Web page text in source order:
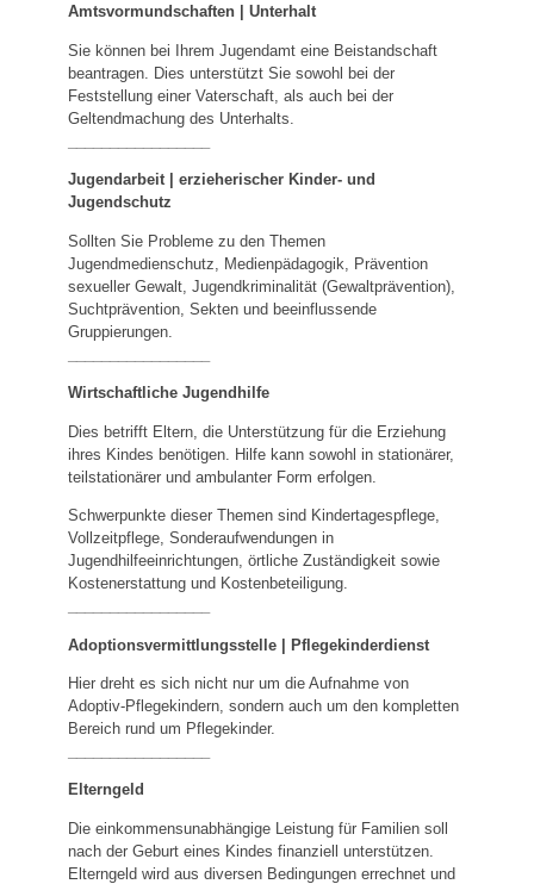
Amtsvormundschaften| Unterhalt
Sie können bei Ihrem Jugendamt eine Beistandschaft
beantragen. Dies unterstützt Sie sowohl bei der
Feststellung einer Vaterschaft, als auch bei der
Geltendmachung des Unterhalts.
Jugendarbeit | erzieherischer Kinder- und
Jugendschutz
Sollten Sie Probleme zu den Themen
Jugendmedienschutz, Medienpädagogik, Prävention
sexueller Gewalt, Jugendkriminalität (Gewaltprävention),
Suchtprävention, Sekten und beeinflussende
Gruppierungen.
Wirtschaftliche Jugendhilfe
Dies betrifft Eltern, die Unterstützung für die Erziehung
ihres Kindes benötigen. Hilfe kann sowohl in stationärer,
teilstationärer und ambulanter Form erfolgen.
Schwerpunkte dieser Themen sind Kindertagespflege,
Vollzeitpflege, Sonderaufwendungen in
Jugendhilfeeinrichtungen, örtliche Zuständigkeit sowie
Kostenerstattung und Kostenbeteiligung.
Adoptionsvermittlungsstelle | Pflegekinderdienst
Hier dreht es sich nicht nur um die Aufnahme von
Adoptiv-Pflegekindern, sondern auch um den kompletten
Bereich rund um Pflegekinder.
Elterngeld
Die einkommensunabhängige Leistung für Familien soll
nach der Geburt eines Kindes finanziell unterstützen.
Elterngeld wird aus diversen Bedingungen errechnet und